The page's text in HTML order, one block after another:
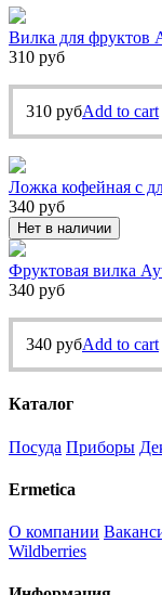
Вилка для фруктов
310 руб
310 рубAdd to cart
Ложка кофейная с
340 руб
Нет в наличии
Фруктовая вилка
340 руб
340 рубAdd to cart
Каталог
Посуда Приборы
Ermetica
О компании
Wildberries